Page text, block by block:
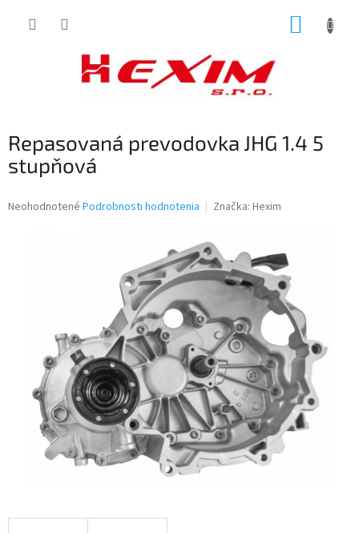
Repasovaná prevodovka JHG 1.4 5
stupňová
Priemerné
Neohodnotené Podrobnosti hodnotenia Značka: Hexim